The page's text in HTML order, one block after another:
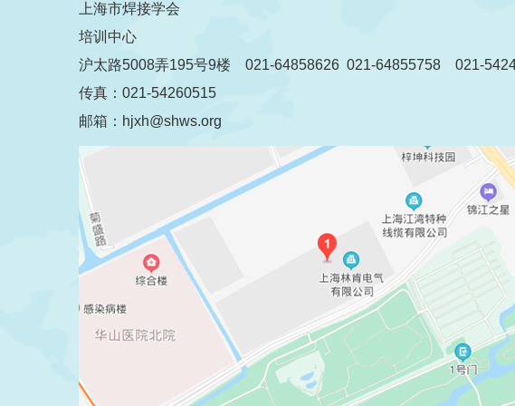
上海市焊接学会
培训中心
沪太路5008弄195号9楼 021-64858626 021-64855758 021-
传真：021-54260515
邮箱：hjxh@shws.org